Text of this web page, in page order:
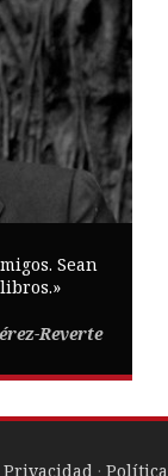
Sean
Reverte
· Política